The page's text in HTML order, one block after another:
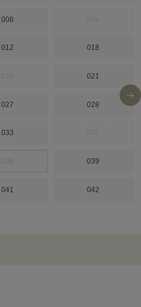
008
012 018
021
027 028
033
039
041 042